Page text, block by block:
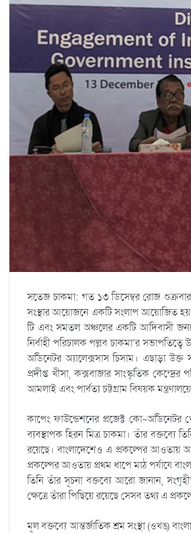
সতেজ চাকমা: গত ১৩ ডিসেম্বর রোজ
সংস্থার আয়োজনে একটি সংলাপ আয়োজিত হয়।
টি এবং সমতল অঞ্চলের একটি আদিবাসী
নির্বাহী পরিচালক পল্লব চাকমা’র
অর্ডিনেটর অ্যালেক্সসাস চিসাম। এছাড়া
প্রদীপ্ত খীসা, কক্সবাজার সাংস্কৃতিক
আমলাই এবং পার্বত্য চট্টগ্রাম বিষয়ক
কাপেং ফাউন্ডেশনের প্রজেক্ট কো-
ব্যবস্থাপক হিরন মিত্র চাকমা। তাঁর বক্তব্যে
রয়েছে। বাংলাদেশেও এ প্রকল্পের আওতায়
প্রকল্পের আওতায় প্রথম ধাপে মাঠ পর্যাযে
তিনি তাঁর সূচনা বক্তব্যে আরো জানান,
ক্ষেত্রে তাঁরা পিছিয়ে রয়েছে সেসব তথ্য এ
মূল বক্তব্যে আন্তর্জাতিক শ্রম সংস্থা (ওখঙ)